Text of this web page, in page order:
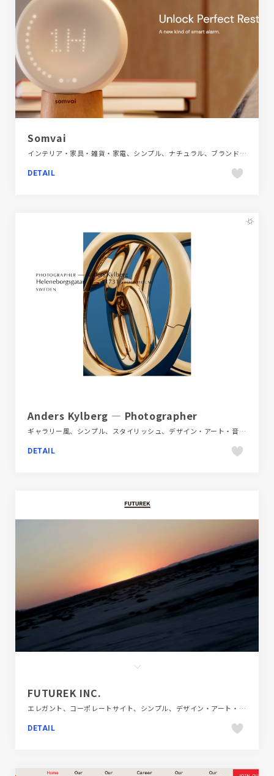
Somvai
インテリア・家具・雑貨・家電、シンプル、ナチュラル、ブランド・サービスサイト、ベージュ・ゴールド系、ホワイト系、大きめ写真
DETAIL
Anders Kylberg — Photographer
ギャラリー風、シンプル、スタイリッシュ、デザイン・アート・音楽・文芸、ナチュラル、ホワイト系、ポートフォリオ、大きめ写真、海外サイト
DETAIL
FUTUREK INC.
エレガント、コーポレートサイト、シンプル、デザイン・アート・音楽・文芸、ホワイト系、動画が流れる
DETAIL